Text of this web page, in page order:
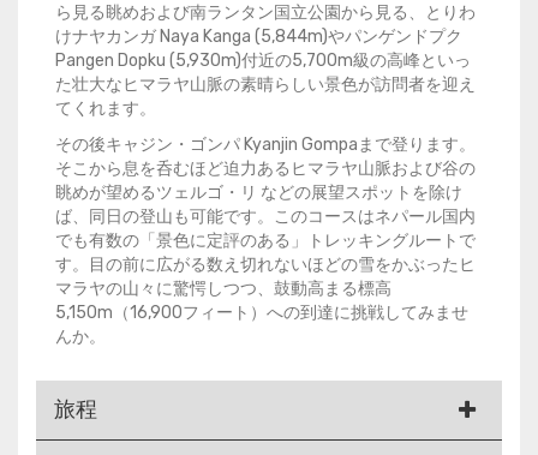
ら見る眺めおよび南ランタン国立公園から見る、とりわ
けナヤカンガ Naya Kanga (5,844m)やパンゲンドプク
Pangen Dopku (5,930m)付近の5,700m級の高峰といっ
た壮大なヒマラヤ山脈の素晴らしい景色が訪問者を迎え
てくれます。
その後キャジン・ゴンパ Kyanjin Gompaまで登ります。
そこから息を呑むほど迫力あるヒマラヤ山脈および谷の
眺めが望めるツェルゴ・リ などの展望スポットを除け
ば、同日の登山も可能です。このコースはネパール国内
でも有数の「景色に定評のある」トレッキングルートで
す。目の前に広がる数え切れないほどの雪をかぶったヒ
マラヤの山々に驚愕しつつ、鼓動高まる標高
5,150m（16,900フィート）への到達に挑戦してみませ
んか。
旅程